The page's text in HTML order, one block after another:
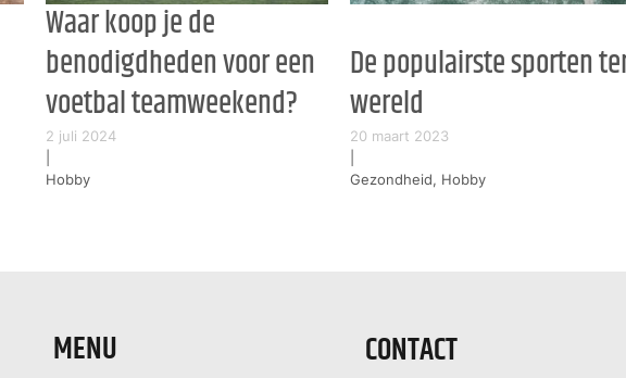
Waar koop je de
benodigdheden voor een
voetbal teamweekend?
2 juli 2024
Hobby
De populairste sporten
wereld
20 maart 2023
Gezondheid, Hobby
MENU CONTACT